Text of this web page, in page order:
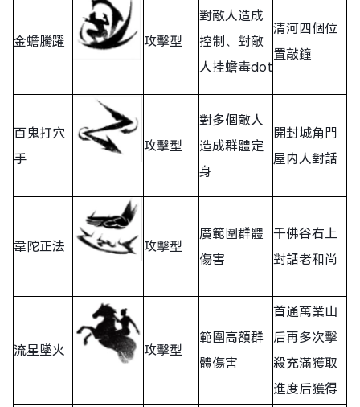
金蟾騰躍 攻擊型
對敵人造成
控制、對敵
人挂蟾毒dot
清河四個位
置敲鐘
百鬼打穴
手
攻擊型
對多個敵人
造成群體定
身
開封城角門
屋内人對話
韋陀正法 攻擊型
廣範圍群體
傷害
千佛谷右上
對話老和尚
流星墜火 攻擊型
範圍高額群
體傷害
首通萬業山
后再多次擊
殺充滿獲取
進度后獲得